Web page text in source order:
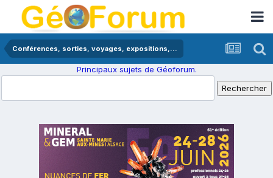
Conférences, sorties, voyages, expositions,...
Principaux sujets de Géoforum.